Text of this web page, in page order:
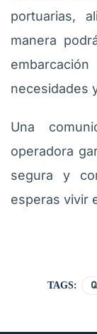
portuarias,
manera
necesidades
Una
operadora
segura y
esperas vivir
TAGS: